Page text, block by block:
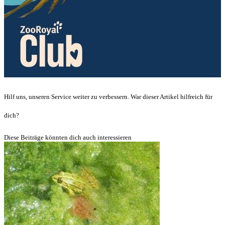
Hilf uns, unseren Service weiter zu verbessern. War dieser Artikel hilfreich für
dich?
Diese Beiträge könnten dich auch interessieren